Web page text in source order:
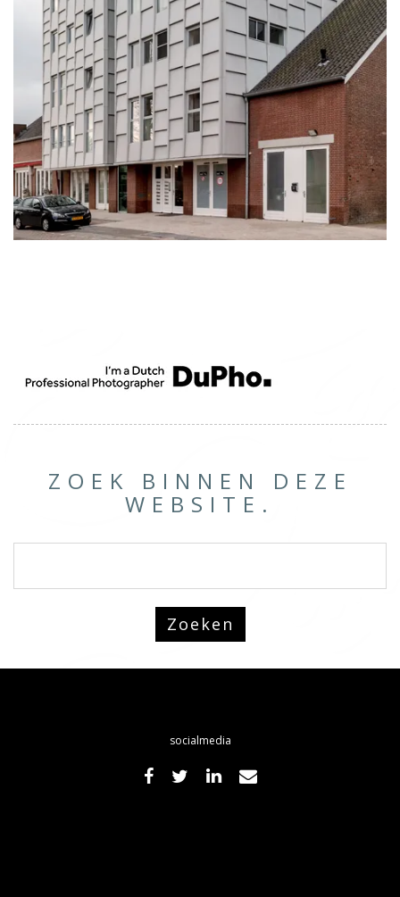
ZOEK BINNEN DEZE
WEBSITE.
socialmedia